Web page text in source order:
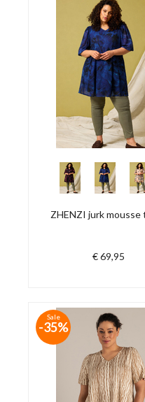
ZHENZI jurk mousse
€ 69,95
Sale
-35%